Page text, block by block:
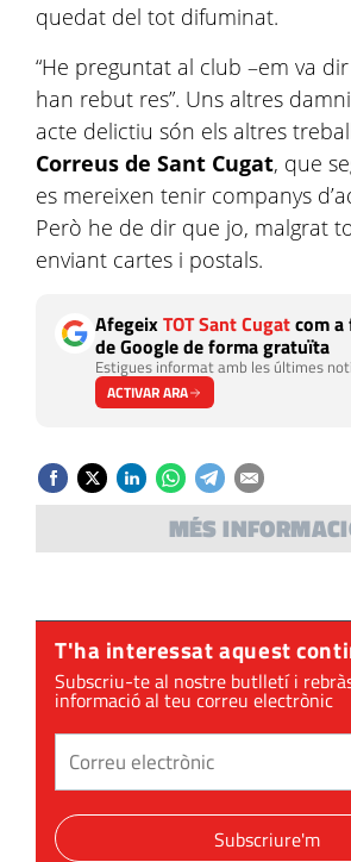
quedat del tot difuminat.
“He preguntat al club –em va
han rebut res”. Uns altres
acte delictiu són els altres
Correus de Sant Cugat, que
es mereixen tenir companys
Però he de dir que jo, malgrat
enviant cartes i postals.
AfegeixTOT Sant Cugatcom
de Google de forma gratuïta
Estigues informat amb les últimes
ACTIVAR ARA
MÉS
Fem tres
tombs i
recordem en
Tomàs
T'ha interessat aquest
Subscriu-te al nostre butlletí i
informació al teu correu electrònic
Subscriure'm